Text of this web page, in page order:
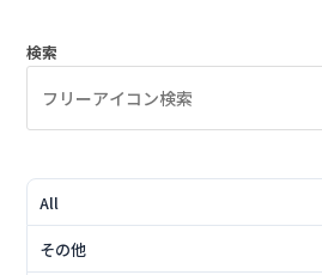
検索
All
その他